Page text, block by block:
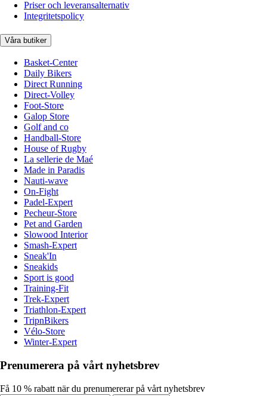
Priser och leveransalternativ
Integritetspolicy
Våra butiker
Basket-Center
Daily Bikers
Direct Running
Direct-Volley
Foot-Store
Galop Store
Golf and co
Handball-Store
House of Rugby
La sellerie de Maé
Made in Paradis
Nauti-wave
On-Fight
Padel-Expert
Pecheur-Store
Pet and Garden
Slowood Interior
Smash-Expert
Sneak'In
Sneakids
Sport is good
Training-Fit
Trek-Expert
Triathlon-Expert
TripnBikers
Vélo-Store
Winter-Expert
Prenumerera på vårt nyhetsbrev
Få 10 % rabatt när du prenumererar på vårt nyhetsbrev